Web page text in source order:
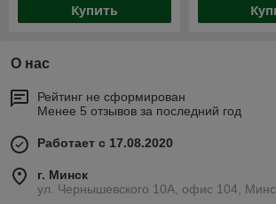
Купить
О нас
Рейтинг не сформирован
Менее 5 отзывов за последний год
Работает с 17.08.2020
г. Минск
ул. Чернышевского 10А, офис 104,